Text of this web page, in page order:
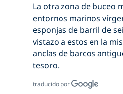
La otra zona de buceo
entornos marinos
esponjas de barril de
vistazo a estos en la
anclas de barcos
tesoro.
traducido por